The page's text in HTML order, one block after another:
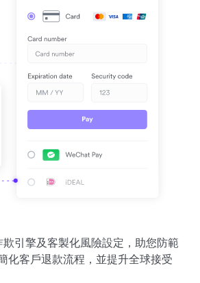
引擎及客製化風險設定，助您防範
化客戶退款流程，並提升全球接受